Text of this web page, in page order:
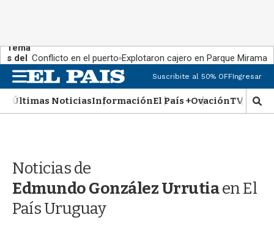
Tema
s del
día:
Conflicto en el puerto Explotaron cajero en Parque Miramar
M
e
n
u
Suscribite al 50% OFFIngresar
Últimas NoticiasInformaciónEl País +OvaciónTV Show
M
o
b
Noticias de
Edmundo González Urrutiaen El
País Uruguay